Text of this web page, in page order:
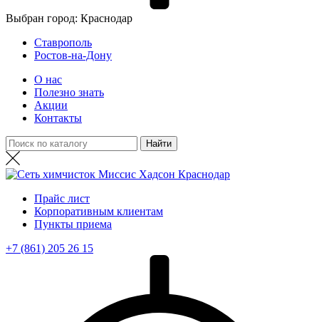
Выбран город: Краснодар
Ставрополь
Ростов-на-Дону
О нас
Полезно знать
Акции
Контакты
Прайс лист
Корпоративным клиентам
Пункты приема
+7 (861) 205 26 15